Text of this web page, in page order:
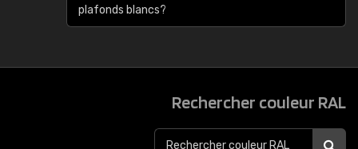
plafonds blancs?
Rechercher couleur RAL